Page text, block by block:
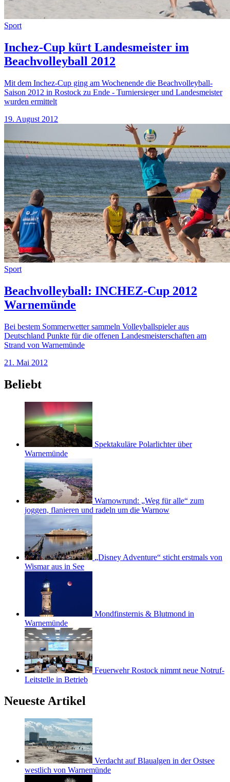
Sport
Inchez-Cup kürt Landesmeister im
Beachvolleyball 2012
Mit dem Inchez-Cup ging am Wochenende die Beachvolleyball-
Saison 2012 in Rostock zu Ende - Turniersieger und Landesmeister
wurden ermittelt
19. August 2012
Sport
Beachvolleyball: INCHEZ-Cup 2012
Warnemünde
Bei bestem Sommerwetter sammeln Volleyballspieler aus
Deutschland Punkte für die offenen Landesmeisterschaften am
Strand von Warnemünde
21. Mai 2012
Beliebt
Spektakuläre Polarlichter über
Warnemünde
Warnowrund: „Weg für alle“ zum
joggen, flanieren und radeln um die Warnow
„Disney Adventure“ sticht erstmals von
Wismar aus in See
Mondfinsternis & Blutmond in
Warnemünde
Feuerwehr Rostock nimmt neue Notruf-
Leitstelle in Betrieb
Neueste Artikel
Verdacht auf Blaualgen in der Ostsee
westlich von Warnemünde